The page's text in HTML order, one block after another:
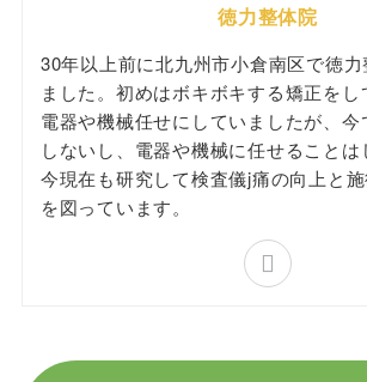
徳力整体院
30年以上前に北九州市小倉南区で徳
ました。初めはボキボキする矯正をし
電器や機械任せにしていましたが、今
しないし、電器や機械に任せることは
今現在も研究して検査儀j痛の向上と
を図っています。